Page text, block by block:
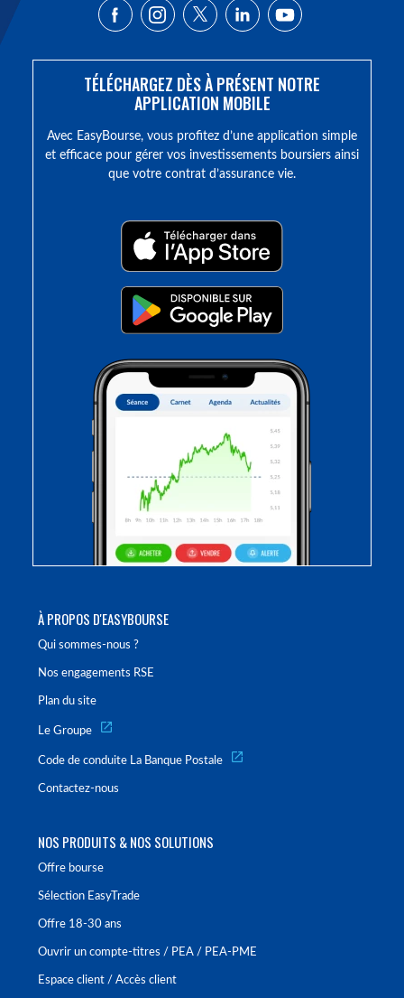
À PROPOS D'EASYBOURSE
Qui sommes-nous ?
Nos engagements RSE
Plan du site
Le Groupe
Code de conduite La Banque Postale
Contactez-nous
NOS PRODUITS & NOS SOLUTIONS
Offre bourse
Sélection EasyTrade
Offre 18-30 ans
Ouvrir un compte-titres / PEA / PEA-PME
Espace client / Accès client
TÉLÉCHARGEZ DÈS À PRÉSENT NOTRE
APPLICATION MOBILE
Avec EasyBourse, vous profitez d’une application simple
et efficace pour gérer vos investissements boursiers ainsi
que votre contrat d’assurance vie.